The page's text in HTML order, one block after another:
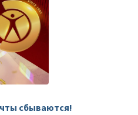
сбываются!